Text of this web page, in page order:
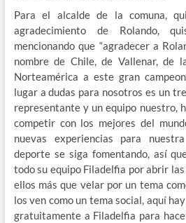
Para el alcalde de la comuna,
agradecimiento de Rolando,
mencionando que “agradecer a
nombre de Chile, de Vallenar, de
Norteamérica a este gran
lugar a dudas para nosotros es un
representante y un equipo nuestro,
competir con los mejores del
nuevas experiencias para
deporte se siga fomentando, así
todo su equipo Filadelfia por abrir
ellos más que velar por un tema
los ven como un tema social, aquí
gratuitamente a Filadelfia para